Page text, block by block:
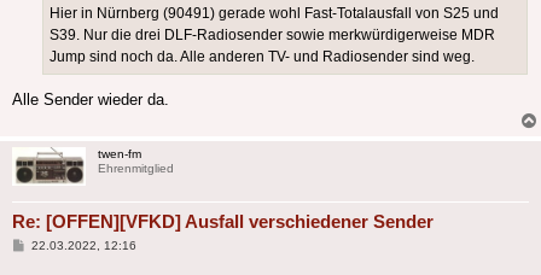
Hier in Nürnberg (90491) gerade wohl Fast-Totalausfall von S25 und
S39. Nur die drei DLF-Radiosender sowie merkwürdigerweise MDR
Jump sind noch da. Alle anderen TV- und Radiosender sind weg.
Alle Sender wieder da.
twen-fm
Ehrenmitglied
Re: [OFFEN][VFKD] Ausfall verschiedener Sender
Beitrag
22.03.2022, 12:16